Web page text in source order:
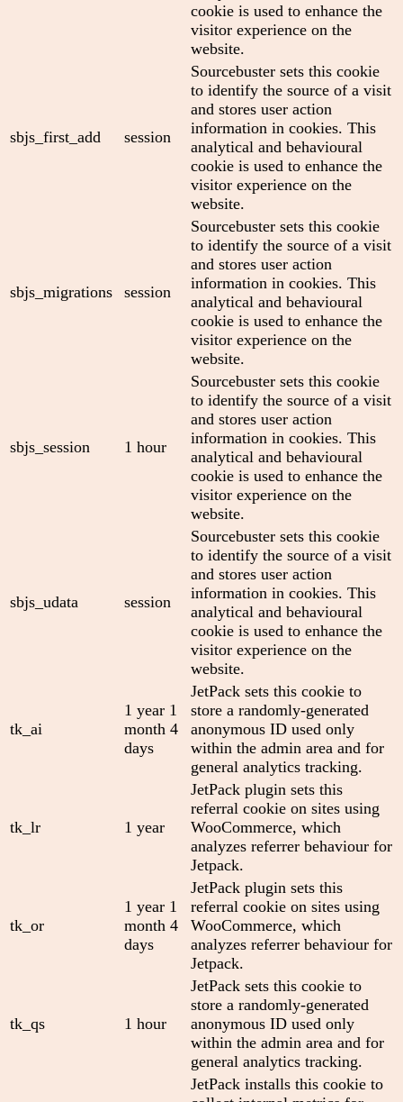
cookie is used to enhance the
visitor experience on the
website.
sbjs_first_add session
Sourcebuster sets this cookie
to identify the source of a visit
and stores user action
information in cookies. This
analytical and behavioural
cookie is used to enhance the
visitor experience on the
website.
sbjs_migrations session
Sourcebuster sets this cookie
to identify the source of a visit
and stores user action
information in cookies. This
analytical and behavioural
cookie is used to enhance the
visitor experience on the
website.
sbjs_session 1 hour
Sourcebuster sets this cookie
to identify the source of a visit
and stores user action
information in cookies. This
analytical and behavioural
cookie is used to enhance the
visitor experience on the
website.
sbjs_udata session
Sourcebuster sets this cookie
to identify the source of a visit
and stores user action
information in cookies. This
analytical and behavioural
cookie is used to enhance the
visitor experience on the
website.
tk_ai
1 year 1
month 4
days
JetPack sets this cookie to
store a randomly-generated
anonymous ID used only
within the admin area and for
general analytics tracking.
tk_lr 1 year
JetPack plugin sets this
referral cookie on sites using
WooCommerce, which
analyzes referrer behaviour for
Jetpack.
tk_or
1 year 1
month 4
days
JetPack plugin sets this
referral cookie on sites using
WooCommerce, which
analyzes referrer behaviour for
Jetpack.
tk_qs 1 hour
JetPack sets this cookie to
store a randomly-generated
anonymous ID used only
within the admin area and for
general analytics tracking.
JetPack installs this cookie to